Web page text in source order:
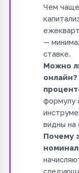
Чем
—
ставке.
Можно
онлайн?
формулу
видны на
Почему